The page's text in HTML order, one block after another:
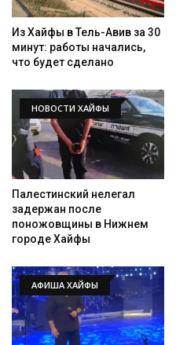
Из Хайфы в Тель-Авив за 30
минут: работы начались,
что будет сделано
НОВОСТИ ХАЙФЫ
Палестинский нелегал
задержан после
поножовщины в Нижнем
городе Хайфы
АФИША ХАЙФЫ